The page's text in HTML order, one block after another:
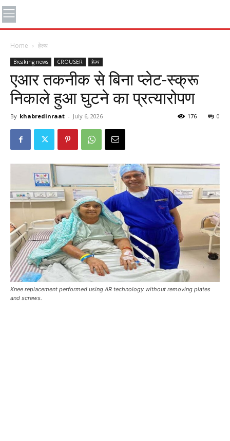
Home हेल्थ
Breaking news CROUSER हेल्थ
एआर तकनीक से बिना प्लेट-स्क्रू
निकाले हुआ घुटने का प्रत्यारोपण
By khabredinraat - July 6, 2026 0
176
Knee replacement performed using AR technology without removing plates
and screws.